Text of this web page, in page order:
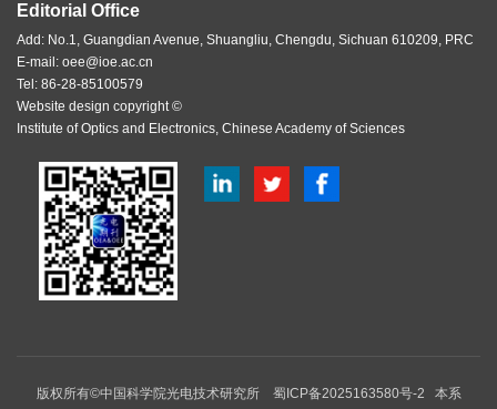
Editorial Office
Add: No.1, Guangdian Avenue, Shuangliu, Chengdu, Sichuan 610209, PRC
E-mail: oee@ioe.ac.cn
Tel: 86-28-85100579
Website design copyright ©
Institute of Optics and Electronics, Chinese Academy of Sciences
版权所有©中国科学院光电技术研究所 蜀ICP备2025163580号-2 本系